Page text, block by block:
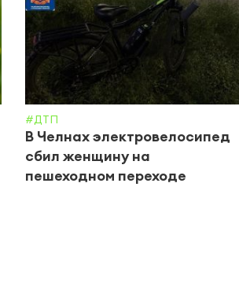
#ДТП
В Челнах электровелосипед
сбил женщину на
пешеходном переходе